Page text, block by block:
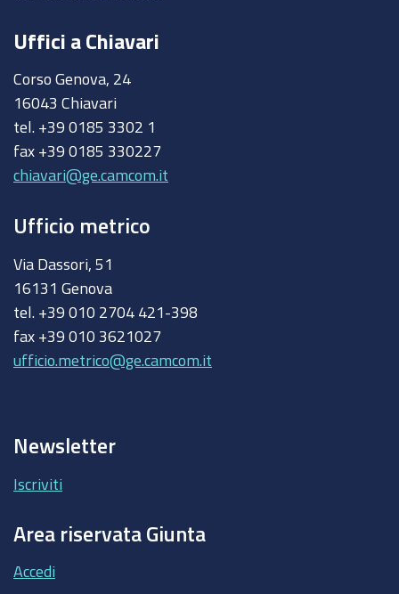
Uffici a Chiavari
Corso Genova, 24
16043 Chiavari
tel. +39 0185 3302 1
fax +39 0185 330227
chiavari@ge.camcom.it
Ufficio metrico
Via Dassori, 51
16131 Genova
tel. +39 010 2704 421-398
fax +39 010 3621027
ufficio.metrico@ge.camcom.it
Newsletter
Iscriviti
Area riservata Giunta
Accedi